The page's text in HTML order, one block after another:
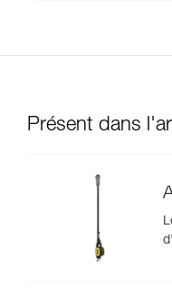
Présent dans